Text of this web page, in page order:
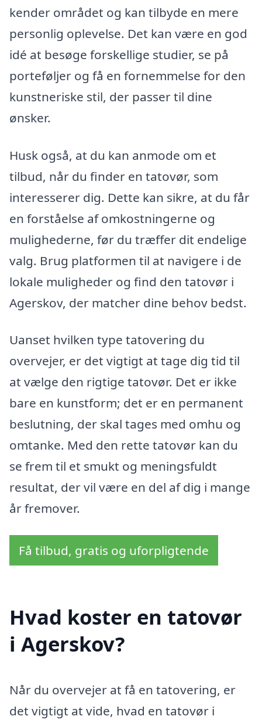
kender området og kan tilbyde en mere
personlig oplevelse. Det kan være en god
idé at besøge forskellige studier, se på
porteføljer og få en fornemmelse for den
kunstneriske stil, der passer til dine
ønsker.
Husk også, at du kan anmode om et
tilbud, når du finder en tatovør, som
interesserer dig. Dette kan sikre, at du får
en forståelse af omkostningerne og
mulighederne, før du træffer dit endelige
valg. Brug platformen til at navigere i de
lokale muligheder og find den tatovør i
Agerskov, der matcher dine behov bedst.
Uanset hvilken type tatovering du
overvejer, er det vigtigt at tage dig tid til
at vælge den rigtige tatovør. Det er ikke
bare en kunstform; det er en permanent
beslutning, der skal tages med omhu og
omtanke. Med den rette tatovør kan du
se frem til et smukt og meningsfuldt
resultat, der vil være en del af dig i mange
år fremover.
Få tilbud, gratis og uforpligtende
Hvad koster en tatovør
i Agerskov?
Når du overvejer at få en tatovering, er
det vigtigt at vide, hvad en tatovør i